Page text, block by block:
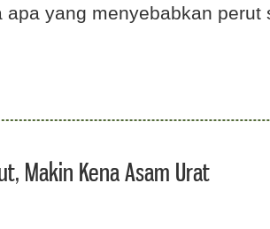
apa yang menyebabkan perut
Makin Kena Asam Urat